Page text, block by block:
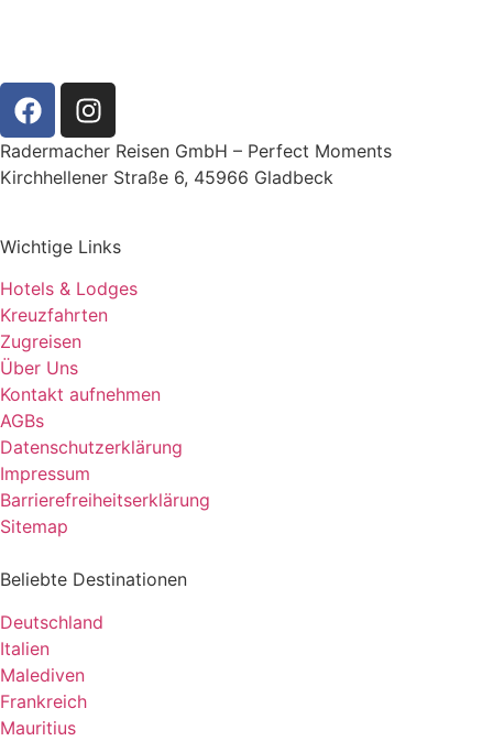
Radermacher Reisen GmbH – Perfect Moments
Kirchhellener Straße 6, 45966 Gladbeck
Wichtige Links
Hotels & Lodges
Kreuzfahrten
Zugreisen
Über Uns
Kontakt aufnehmen
AGBs
Datenschutzerklärung
Impressum
Barrierefreiheitserklärung
Sitemap
Beliebte Destinationen
Deutschland
Italien
Malediven
Frankreich
Mauritius